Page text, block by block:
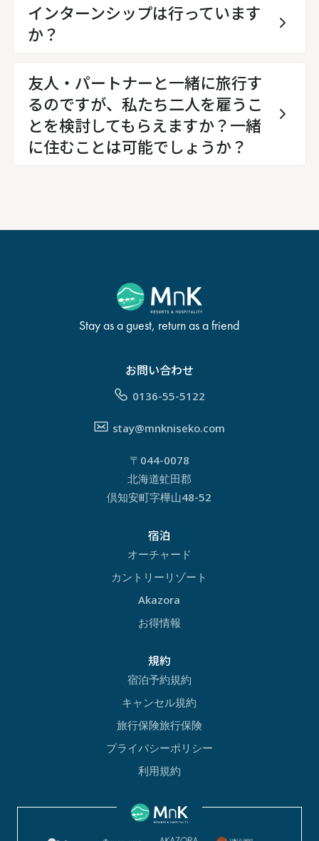
インターンシップは行っています
か？
友人・パートナーと一緒に旅行す
るのですが、私たち二人を雇うこ
とを検討してもらえますか？一緒
に住むことは可能でしょうか？
Stay as a guest, return as a friend
お問い合わせ
0136-55-5122
stay@mnkniseko.com
〒044-0078
北海道虻田郡
倶知安町字樺山48-52
宿泊
オーチャード
カントリーリゾート
Akazora
お得情報
規約
宿泊予約規約
キャンセル規約
旅行保険旅行保険
プライバシーポリシー
利用規約